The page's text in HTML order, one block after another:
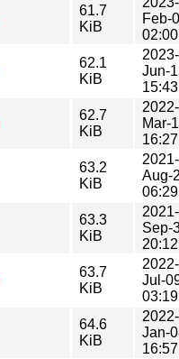
61.7
KiB
Feb-
02:00
62.1
KiB
2023-
Jun-
15:43
62.7
KiB
2022-
Mar-
16:27
63.2
KiB
2021-
Aug-
06:29
63.3
KiB
2021-
Sep-
20:12
63.7
KiB
2022-
Jul-
03:19
64.6
KiB
2022-
Jan-
16:57